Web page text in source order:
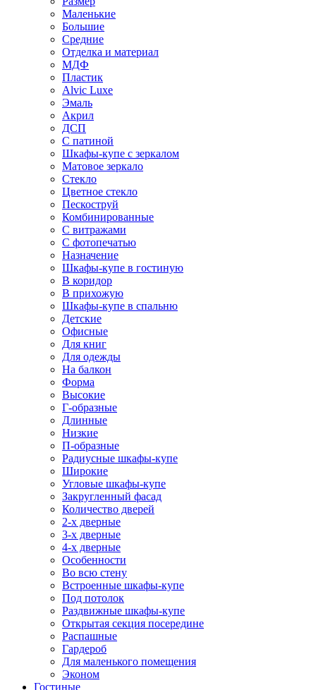
Маленькие
Большие
Средние
Отделка и материал
МДФ
Пластик
Alvic Luxe
Эмаль
Акрил
ДСП
С патиной
Шкафы-купе с зеркалом
Матовое зеркало
Стекло
Цветное стекло
Пескоструй
Комбинированные
С витражами
С фотопечатью
Назначение
Шкафы-купе в гостиную
В коридор
В прихожую
Шкафы-купе в спальню
Детские
Офисные
Для книг
Для одежды
На балкон
Форма
Высокие
Г-образные
Длинные
Низкие
П-образные
Радиусные шкафы-купе
Широкие
Угловые шкафы-купе
Закругленный фасад
Количество дверей
2-х дверные
3-х дверные
4-х дверные
Особенности
Во всю стену
Встроенные шкафы-купе
Под потолок
Раздвижные шкафы-купе
Открытая секция посередине
Распашные
Гардероб
Для маленького помещения
Эконом
Гостиные